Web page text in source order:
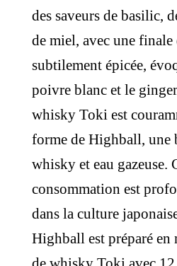
des saveurs de basilic,
de miel, avec une finale
subtilement épicée,
poivre blanc et le
whisky Toki est
forme de Highball, une
whisky et eau gazeuse.
consommation est
dans la culture
Highball est préparé en